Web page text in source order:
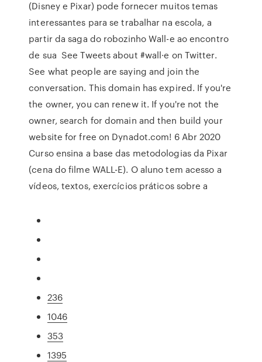
(Disney e Pixar) pode fornecer muitos temas
interessantes para se trabalhar na escola, a
partir da saga do robozinho Wall-e ao encontro
de sua See Tweets about #wall·e on Twitter.
See what people are saying and join the
conversation. This domain has expired. If you're
the owner, you can renew it. If you're not the
owner, search for domain and then build your
website for free on Dynadot.com! 6 Abr 2020
Curso ensina a base das metodologias da Pixar
(cena do filme WALL-E). O aluno tem acesso a
vídeos, textos, exercícios práticos sobre a
236
1046
353
1395